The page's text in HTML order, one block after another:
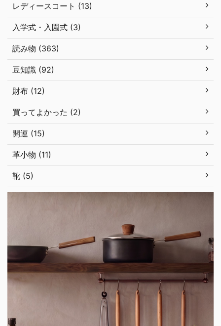
レディースコート (13)
入学式・入園式 (3)
読み物 (363)
豆知識 (92)
財布 (12)
買ってよかった (2)
開運 (15)
革小物 (11)
靴 (5)